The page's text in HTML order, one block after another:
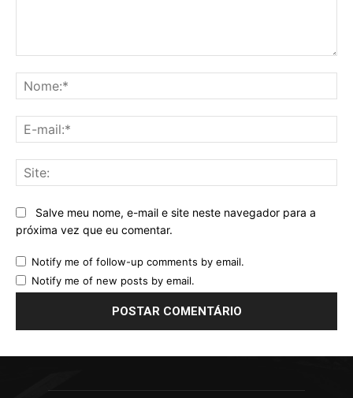
Salve meu nome, e-mail e site neste navegador para a
próxima vez que eu comentar.
Notify me of follow-up comments by email.
Notify me of new posts by email.